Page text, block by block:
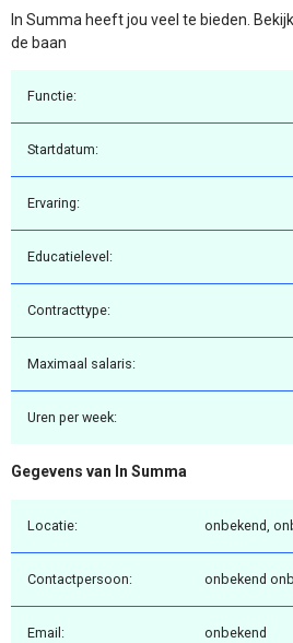
In Summa heeft jou veel te bieden.
de baan
Functie:
Startdatum:
Ervaring:
Educatielevel:
Contracttype:
Maximaal salaris:
Uren per week:
Gegevens van In Summa
Locatie: onbekend,
Contactpersoon: onbekend
Email: onbekend